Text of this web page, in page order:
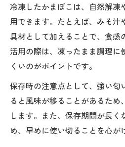
冷凍したかまぼこは、自然解凍
用できます。たとえば、みそ汁
具材として加えることで、食感
活用の際は、凍ったまま調理に
くいのがポイントです。
保存時の注意点として、強い匂
ると風味が移ることがあるた
します。また、保存期間が長く
め、早めに使い切ることを心が